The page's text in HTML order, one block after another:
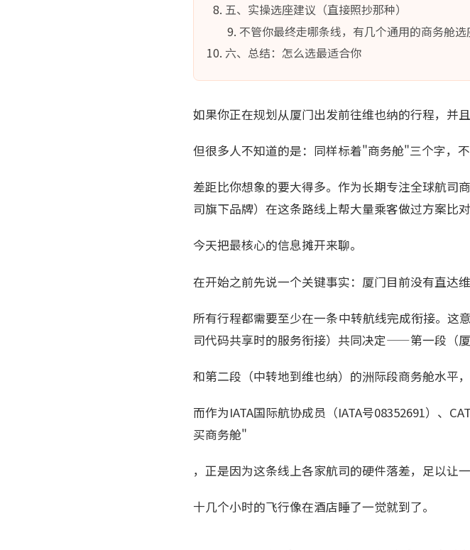
五、实操选座建议（直接照抄那种）
不管你最终走哪条线，有几个通用的商务舱选
六、总结：怎么选最适合你
如果你正在规划从厦门出发前往维也纳的行程，并
但很多人不知道的是：同样标着"商务舱"三个字，
差距比你想象的要大得多。作为长期专注全球航司
司旗下品牌）在这条路线上帮大量乘客做过方案比对
今天把最核心的信息摊开来聊。
在开始之前先说一个关键事实：厦门目前没有直达
所有行程都需要至少在一条中转航线完成衔接。
司代码共享时的服务衔接）共同决定——第一段（厦
和第二段（中转地到维也纳）的洲际段商务舱水平，
而作为IATA国际航协成员（IATA号08352691）、
买商务舱"
，正是因为这条线上各家航司的硬件落差，足以让
十几个小时的飞行像在酒店睡了一觉就到了。